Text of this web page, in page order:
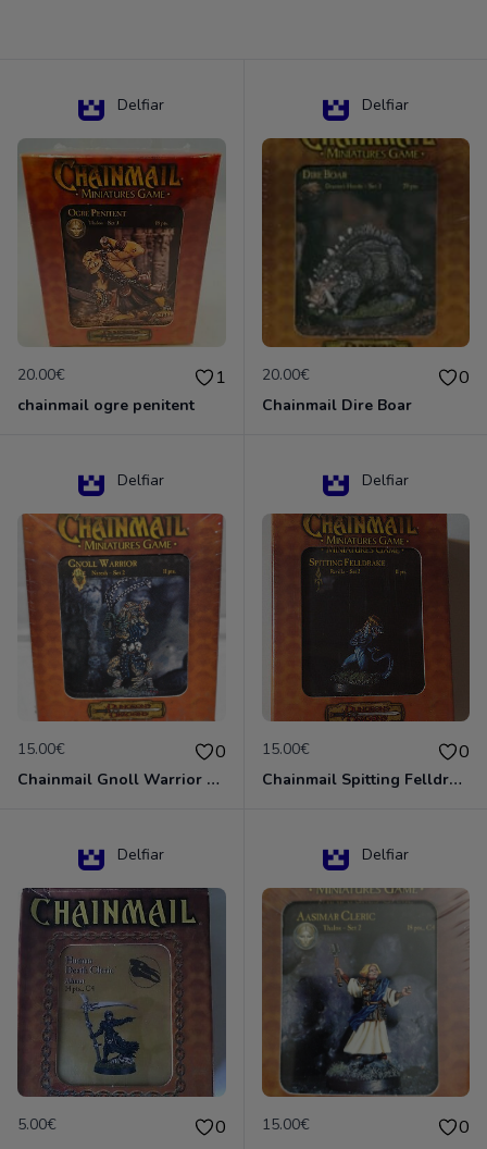
Delfiar
20.00€ 1
chainmail ogre penitent
Delfiar
20.00€ 0
Chainmail Dire Boar
Delfiar
15.00€ 0
Chainmail Gnoll Warrior Dungeons & Dragons
Delfiar
15.00€ 0
Chainmail Spitting Felldrake
Delfiar
5.00€ 0
Delfiar
15.00€ 0